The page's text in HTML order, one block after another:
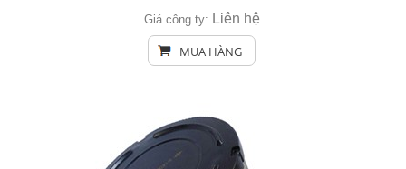
Giá công ty: Liên hệ
MUA HÀNG